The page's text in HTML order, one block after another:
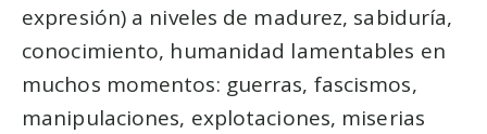
expresión) a niveles de madurez, sabiduría,
conocimiento, humanidad lamentables en
muchos momentos: guerras, fascismos,
manipulaciones, explotaciones, miserias